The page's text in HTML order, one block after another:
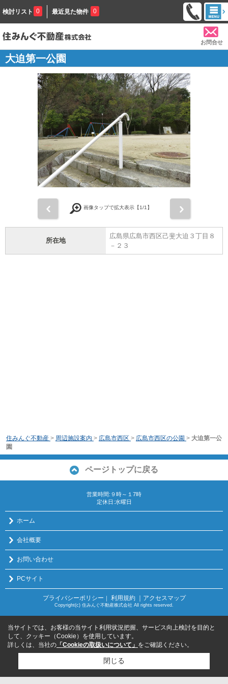
検討リスト 0 最近見た物件 0
お問合せ
大迫第一公園
画像タップで拡大表示【1/1】
所在地
広島県広島市西区己斐大迫３丁目８
－２３
住みんぐ不動産 > 周辺施設案内 > 広島市西区 > 広島市西区の公園 > 大迫第一公
園
ページトップに戻る
営業時間:９時～１7時
定休日:水曜日
ホーム
会社概要
お問い合わせ
PCサイト
プライバシーポリシー ｜ 利用規約 ｜アクセスマップ
Copyright(c) 住みんぐ不動産株式会社 All rights reserved.
当サイトでは、お客様の当サイト利用状況把握、サービス向上検討を目的と
して、クッキー（Cookie）を使用しています。
詳しくは、当社の 「Cookieの取扱いについて」 をご確認ください。
閉じる